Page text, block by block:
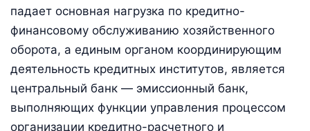
падает основная нагрузка по кредитно-
финансовому обслуживанию хозяйственного
оборота, а единым органом координирующим
деятельность кредитных институтов, является
центральный банк — эмиссионный банк,
выполняющих функции управления процессом
организации кредитно-расчетного и